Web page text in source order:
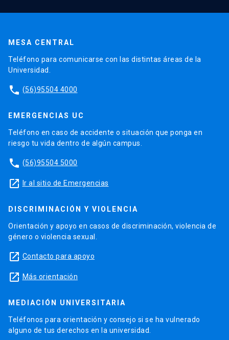
MESA CENTRAL
Teléfono para comunicarse con las distintas áreas de la
Universidad.
phone (56)95504 4000
EMERGENCIAS UC
Teléfono en caso de accidente o situación que ponga en
riesgo tu vida dentro de algún campus.
phone (56)95504 5000
launch Ir al sitio de Emergencias
DISCRIMINACIÓN Y VIOLENCIA
Orientación y apoyo en casos de discriminación, violencia de
género o violencia sexual.
launch Contacto para apoyo
launch Más orientación
MEDIACIÓN UNIVERSITARIA
Teléfonos para orientación y consejo si se ha vulnerado
alguno de tus derechos en la universidad.